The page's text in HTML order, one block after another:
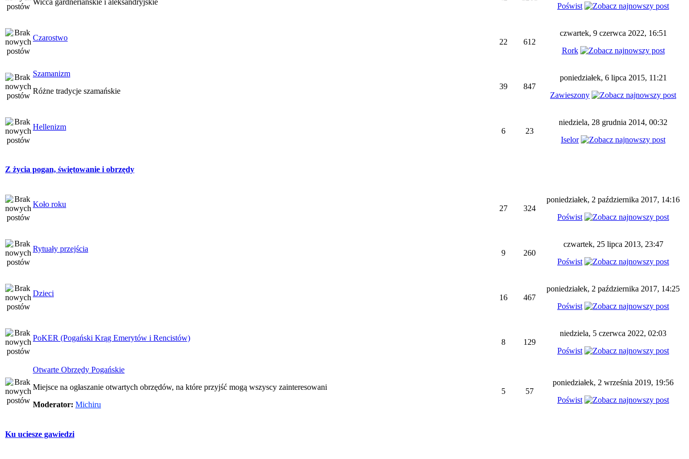
Wicca gardneriańskie i aleksandryjskie
Poświst
Czarostwo 22 612
czwartek, 9 czerwca 2022, 16:51
Rork
Szamanizm
Różne tradycje szamańskie
39 847
poniedziałek, 6 lipca 2015, 11:21
Zawieszony
Hellenizm 6 23
niedziela, 28 grudnia 2014, 00:32
Iselor
Z życia pogan, świętowanie i obrzędy
Koło roku 27 324
poniedziałek, 2 października 2017, 14:16
Poświst
Rytuały przejścia 9 260
czwartek, 25 lipca 2013, 23:47
Poświst
Dzieci 16 467
poniedziałek, 2 października 2017, 14:25
Poświst
PoKER (Pogański Krąg Emerytów i Rencistów) 8 129
niedziela, 5 czerwca 2022, 02:03
Poświst
Otwarte Obrzędy Pogańskie
Miejsce na ogłaszanie otwartych obrzędów, na które przyjść mogą wszyscy zainteresowani
Moderator: Michiru
5 57
poniedziałek, 2 września 2019, 19:56
Poświst
Ku uciesze gawiedzi